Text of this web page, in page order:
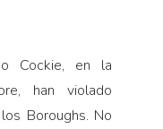
Cockie, en la
han violado
Boroughs. No